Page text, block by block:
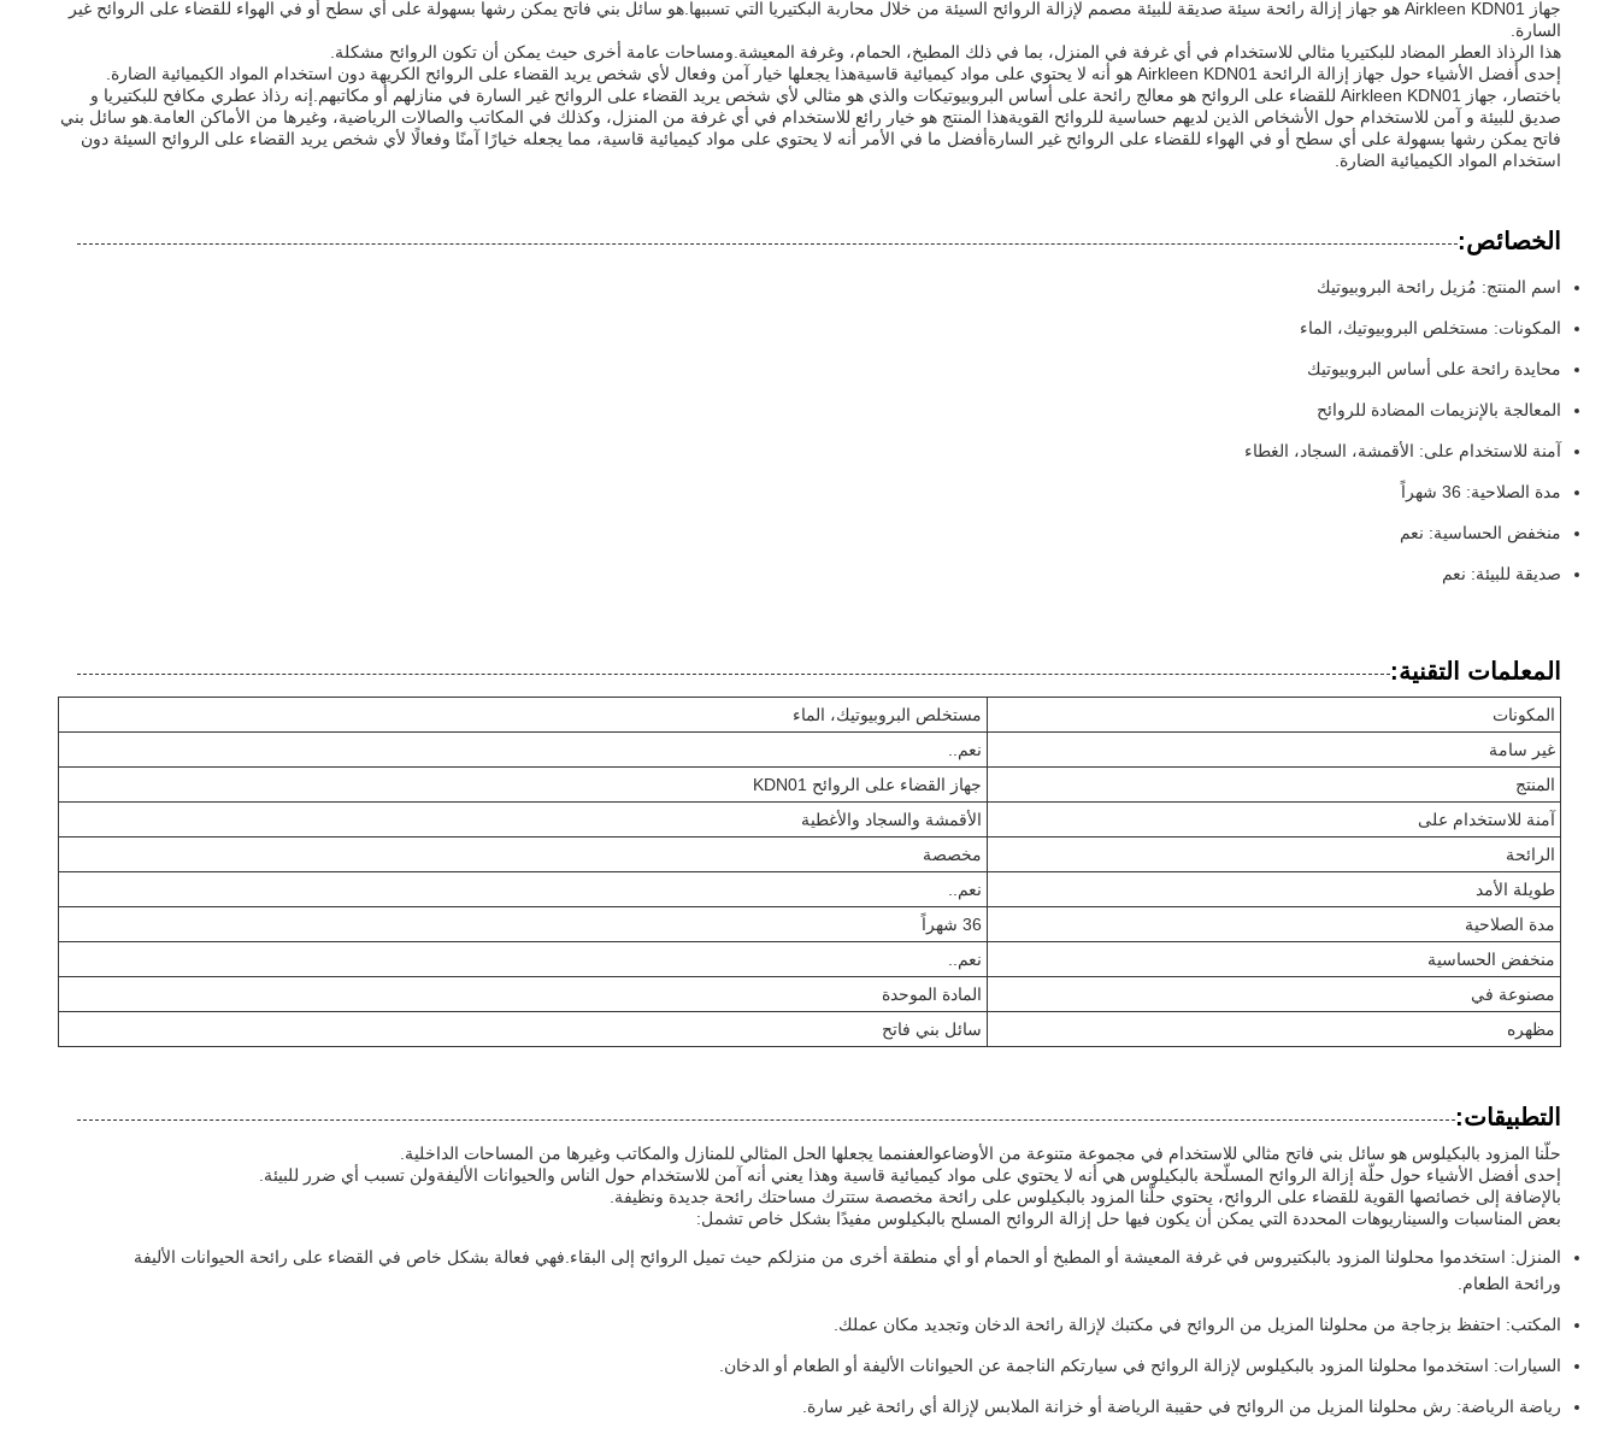
جهاز Airkleen KDN01 هو جهاز إزالة رائحة سيئة صديقة للبيئة مصمم لإزالة الروائح السيئة من خلال محاربة البكتيريا التي تسببها.هو سائل بني فاتح يمكن رشها بسهولة على أي سطح أو في الهواء للقضاء على الروائح غير
السارة.
هذا الرذاذ العطر المضاد للبكتيريا مثالي للاستخدام في أي غرفة في المنزل، بما في ذلك المطبخ، الحمام، وغرفة المعيشة.ومساحات عامة أخرى حيث يمكن أن تكون الروائح مشكلة.
إحدى أفضل الأشياء حول جهاز إزالة الرائحة Airkleen KDN01 هو أنه لا يحتوي على مواد كيميائية قاسيةهذا يجعلها خيار آمن وفعال لأي شخص يريد القضاء على الروائح الكريهة دون استخدام المواد الكيميائية الضارة.
باختصار، جهاز Airkleen KDN01 للقضاء على الروائح هو معالج رائحة على أساس البروبيوتيكات والذي هو مثالي لأي شخص يريد القضاء على الروائح غير السارة في منازلهم أو مكاتبهم.إنه رذاذ عطري مكافح للبكتيريا و
صديق للبيئة و آمن للاستخدام حول الأشخاص الذين لديهم حساسية للروائح القويةهذا المنتج هو خيار رائع للاستخدام في أي غرفة من المنزل، وكذلك في المكاتب والصالات الرياضية، وغيرها من الأماكن العامة.هو سائل بني
فاتح يمكن رشها بسهولة على أي سطح أو في الهواء للقضاء على الروائح غير السارةأفضل ما في الأمر أنه لا يحتوي على مواد كيميائية قاسية، مما يجعله خيارًا آمنًا وفعالًا لأي شخص يريد القضاء على الروائح السيئة دون
استخدام المواد الكيميائية الضارة.
الخصائص:
اسم المنتج: مُزيل رائحة البروبيوتيك
المكونات: مستخلص البروبيوتيك، الماء
محايدة رائحة على أساس البروبيوتيك
المعالجة بالإنزيمات المضادة للروائح
آمنة للاستخدام على: الأقمشة، السجاد، الغطاء
مدة الصلاحية: 36 شهراً
منخفض الحساسية: نعم
صديقة للبيئة: نعم
المعلمات التقنية:
المكونات
مستخلص البروبيوتيك، الماء
غير سامة
نعم..
المنتج
جهاز القضاء على الروائح KDN01
آمنة للاستخدام على
الأقمشة والسجاد والأغطية
الرائحة
مخصصة
طويلة الأمد
نعم..
مدة الصلاحية
36 شهراً
منخفض الحساسية
نعم..
مصنوعة في
المادة الموحدة
مظهره
سائل بني فاتح
التطبيقات:
حلّنا المزود بالبكيلوس هو سائل بني فاتح مثالي للاستخدام في مجموعة متنوعة من الأوضاعوالعفنمما يجعلها الحل المثالي للمنازل والمكاتب وغيرها من المساحات الداخلية.
إحدى أفضل الأشياء حول حلّة إزالة الروائح المسلّحة بالبكيلوس هي أنه لا يحتوي على مواد كيميائية قاسية وهذا يعني أنه آمن للاستخدام حول الناس والحيوانات الأليفةولن تسبب أي ضرر للبيئة.
بالإضافة إلى خصائصها القوية للقضاء على الروائح، يحتوي حلّنا المزود بالبكيلوس على رائحة مخصصة ستترك مساحتك رائحة جديدة ونظيفة.
بعض المناسبات والسيناريوهات المحددة التي يمكن أن يكون فيها حل إزالة الروائح المسلح بالبكيلوس مفيدًا بشكل خاص تشمل:
المنزل: استخدموا محلولنا المزود بالبكتيروس في غرفة المعيشة أو المطبخ أو الحمام أو أي منطقة أخرى من منزلكم حيث تميل الروائح إلى البقاء.فهي فعالة بشكل خاص في القضاء على رائحة الحيوانات الأليفة
ورائحة الطعام.
المكتب: احتفظ بزجاجة من محلولنا المزيل من الروائح في مكتبك لإزالة رائحة الدخان وتجديد مكان عملك.
السيارات: استخدموا محلولنا المزود بالبكيلوس لإزالة الروائح في سيارتكم الناجمة عن الحيوانات الأليفة أو الطعام أو الدخان.
رياضة الرياضة: رش محلولنا المزيل من الروائح في حقيبة الرياضة أو خزانة الملابس لإزالة أي رائحة غير سارة.